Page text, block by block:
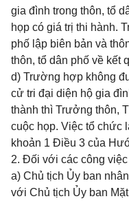
gia đình trong thôn, tổ
họp có giá trị thi hành.
phố lập biên bản và
thôn, tổ dân phố về kết
d) Trường hợp không
cử tri đại diện hộ gia
thành thì Trưởng thôn,
cuộc họp. Việc tổ chức
khoản 1 Điều 3 của
2. Đối với các công
a) Chủ tịch Ủy ban
với Chủ tịch Ủy ban